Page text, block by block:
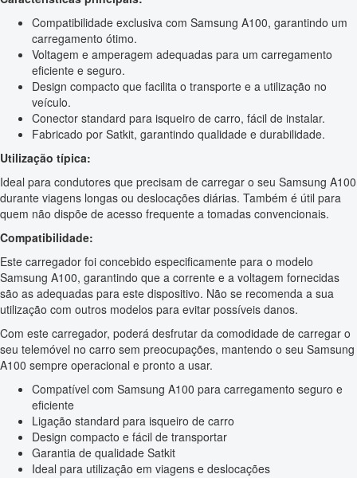
Compatibilidade exclusiva com Samsung A100, garantindo um
carregamento ótimo.
Voltagem e amperagem adequadas para um carregamento
eficiente e seguro.
Design compacto que facilita o transporte e a utilização no
veículo.
Conector standard para isqueiro de carro, fácil de instalar.
Fabricado por Satkit, garantindo qualidade e durabilidade.
Utilização típica:
Ideal para condutores que precisam de carregar o seu Samsung A100
durante viagens longas ou deslocações diárias. Também é útil para
quem não dispõe de acesso frequente a tomadas convencionais.
Compatibilidade:
Este carregador foi concebido especificamente para o modelo
Samsung A100, garantindo que a corrente e a voltagem fornecidas
são as adequadas para este dispositivo. Não se recomenda a sua
utilização com outros modelos para evitar possíveis danos.
Com este carregador, poderá desfrutar da comodidade de carregar o
seu telemóvel no carro sem preocupações, mantendo o seu Samsung
A100 sempre operacional e pronto a usar.
Compatível com Samsung A100 para carregamento seguro e
eficiente
Ligação standard para isqueiro de carro
Design compacto e fácil de transportar
Garantia de qualidade Satkit
Ideal para utilização em viagens e deslocações